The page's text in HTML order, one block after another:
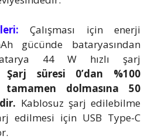
Çalışması için enerji
gücünde bataryasından
44 W hızlı şarj
Şarj süresi 0’dan %100
dolmasına 50
Kablosuz şarj edilebilme
edilmesi için USB Type-C